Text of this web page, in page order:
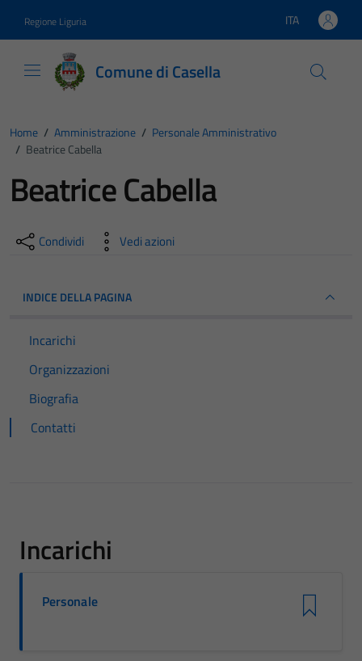
Regione Liguria Lingua attiva:
ITA
Comune di Casella
Home / Amministrazione / Personale Amministrativo
/ Beatrice Cabella
Beatrice Cabella
Condividi Vedi azioni
INDICE DELLA PAGINA
Incarichi
Organizzazioni
Biografia
Contatti
Incarichi
Personale